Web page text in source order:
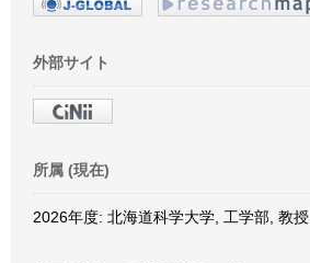
外部サイト
所属 (現在)
2026年度: 北海道科学大学, 工学部, 教授